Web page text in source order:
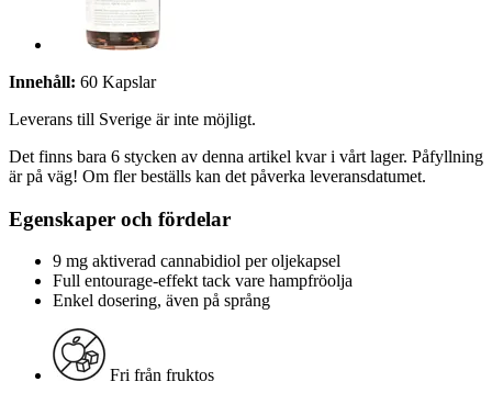
Innehåll: 60 Kapslar
Leverans till Sverige är inte möjligt.
Det finns bara 6 stycken av denna artikel kvar i vårt lager. Påfyllning
är på väg! Om fler beställs kan det påverka leveransdatumet.
Egenskaper och fördelar
9 mg aktiverad cannabidiol per oljekapsel
Full entourage-effekt tack vare hampfröolja
Enkel dosering, även på språng
Fri från fruktos